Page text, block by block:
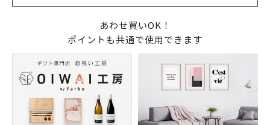
あわせ買いOK！
ポイントも共通で使用できます